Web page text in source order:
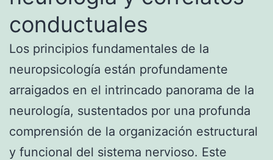
conductuales
Los principios fundamentales de la
neuropsicología están profundamente
arraigados en el intrincado panorama de la
neurología, sustentados por una profunda
comprensión de la organización estructural
y funcional del sistema nervioso. Este